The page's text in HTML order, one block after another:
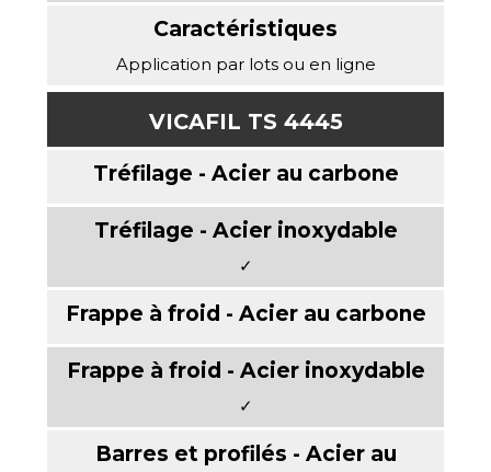
Application par lots ou en ligne
VICAFIL TS 4445
✓
✓